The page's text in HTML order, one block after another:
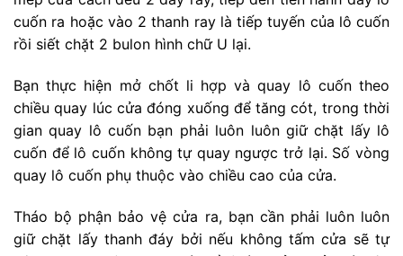
cuốn ra hoặc vào 2 thanh ray là tiếp tuyến của lô cuốn
rồi siết chặt 2 bulon hình chữ U lại.
Bạn thực hiện mở chốt li hợp và quay lô cuốn theo
chiều quay lúc cửa đóng xuống để tăng cót, trong thời
gian quay lô cuốn bạn phải luôn luôn giữ chặt lấy lô
cuốn để lô cuốn không tự quay ngược trở lại. Số vòng
quay lô cuốn phụ thuộc vào chiều cao của cửa.
Tháo bộ phận bảo vệ cửa ra, bạn cần phải luôn luôn
giữ chặt lấy thanh đáy bởi nếu không tấm cửa sẽ tự